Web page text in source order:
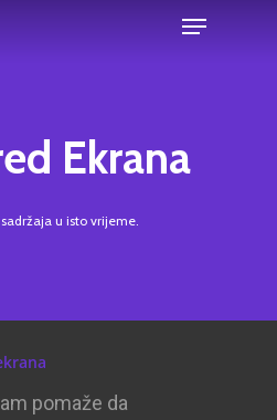
Ekrana
u isto vrijeme.
pomaže da